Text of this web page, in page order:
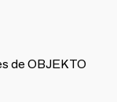
de OBJEKTO